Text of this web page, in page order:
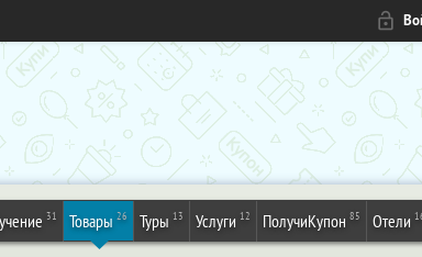
31 Товары 26 Туры 13 Услуги 12 ПолучиКупон 85 Отели